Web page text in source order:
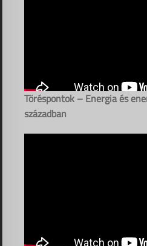
Töréspontok – Energia és
században